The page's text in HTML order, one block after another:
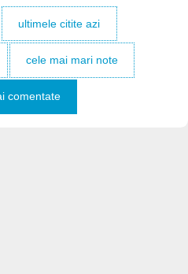
ultimele citite azi
cele mai mari note
comentate